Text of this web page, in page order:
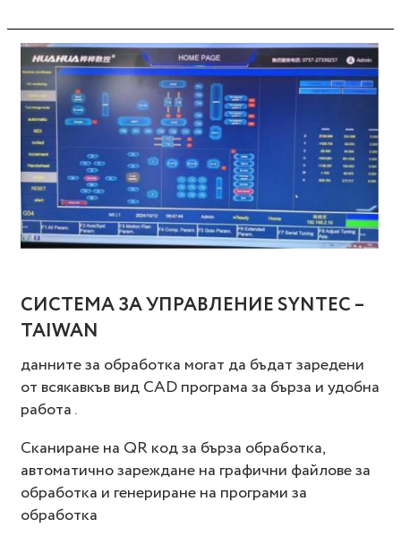
СИСТЕМА ЗА УПРАВЛЕНИЕ SYNTEC –
TAIWAN
данните за обработка могат да бъдат заредени
от всякавкъв вид CAD програма за бърза и удобна
работа .
Сканиране на QR код за бърза обработка,
автоматично зареждане на графични файлове за
обработка и генериране на програми за
обработка